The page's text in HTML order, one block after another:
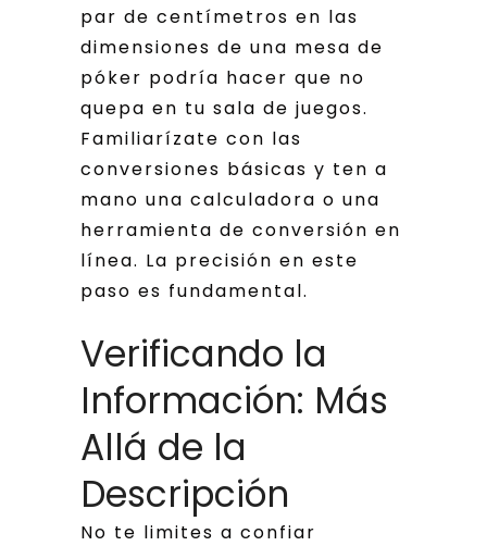
par de centímetros en las
dimensiones de una mesa de
póker podría hacer que no
quepa en tu sala de juegos.
Familiarízate con las
conversiones básicas y ten a
mano una calculadora o una
herramienta de conversión en
línea. La precisión en este
paso es fundamental.
Verificando la
Información: Más
Allá de la
Descripción
No te limites a confiar